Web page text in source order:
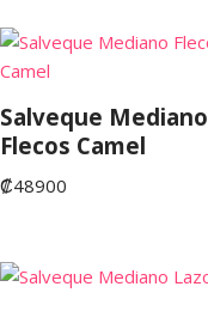
Salveque Mediano
Flecos Camel
₡48900